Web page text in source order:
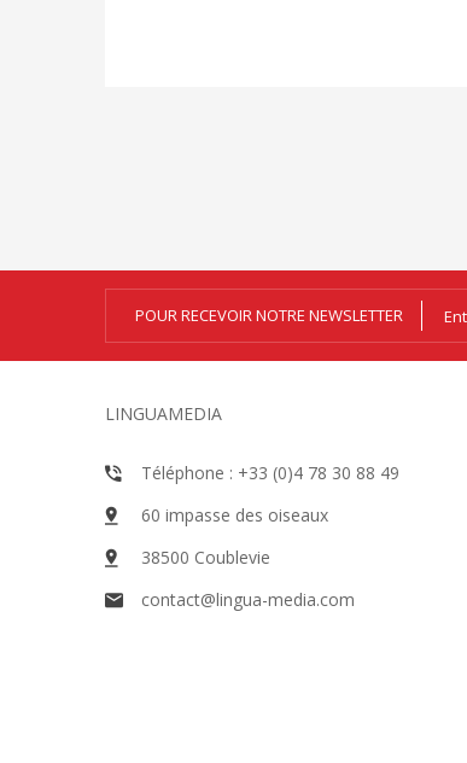
POUR RECEVOIR NOTRE NEWSLETTER
LINGUAMEDIA
Téléphone : +33 (0)4 78 30 88 49
60 impasse des oiseaux
38500 Coublevie
contact@lingua-media.com